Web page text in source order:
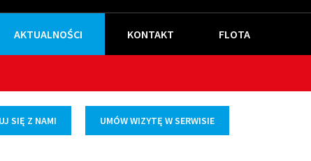
AKTUALNOŚCI KONTAKT FLOTA
SIĘ Z NAMI UMÓW WIZYTĘ W SERWISIE